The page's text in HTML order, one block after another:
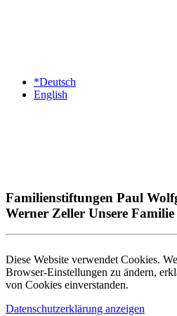
*Deutsch
English
Familienstiftungen Paul
Werner Zeller Unsere Familie
Diese Website verwendet Cookies.
Browser-Einstellungen zu ändern,
von Cookies einverstanden.
Datenschutzerklärung anzeigen